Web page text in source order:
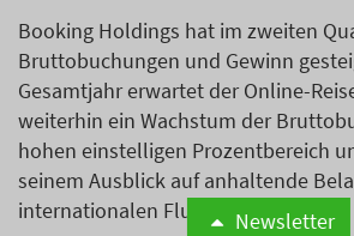
Booking Holdings hat im zweiten
Bruttobuchungen und Gewinn
Gesamtjahr erwartet der Online-
weiterhin ein Wachstum der
hohen einstelligen Prozentbereich
seinem Ausblick auf anhaltende
internationalen Flugverkehr.Newsletter